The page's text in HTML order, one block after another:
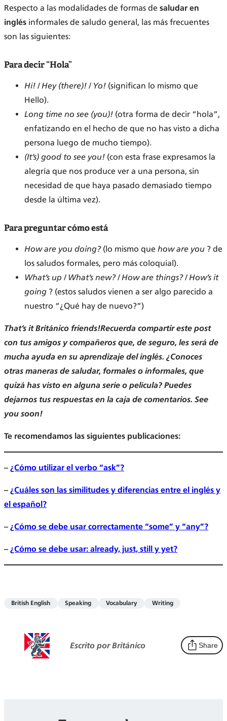
Respecto a las modalidades de formas de saludar en
inglés informales de saludo general, las más frecuentes
son las siguientes:
Para decir “Hola”
Hi! / Hey (there)! / Yo! (significan lo mismo que
Hello).
Long time no see (you)! (otra forma de decir “hola”,
enfatizando en el hecho de que no has visto a dicha
persona luego de mucho tiempo).
(It’s) good to see you! (con esta frase expresamos la
alegría que nos produce ver a una persona, sin
necesidad de que haya pasado demasiado tiempo
desde la última vez).
Para preguntar cómo está
How are you doing?(lo mismo que how are you ? de
los saludos formales, pero más coloquial).
What’s up / What’s new? / How are things? / How’s it
going ? (estos saludos vienen a ser algo parecido a
nuestro “¿Qué hay de nuevo?”)
That’s it Británico friends!Recuerda compartir este post
con tus amigos y compañeros que, de seguro, les será de
mucha ayuda en su aprendizaje del inglés. ¿Conoces
otras maneras de saludar, formales o informales, que
quizá has visto en alguna serie o película? Puedes
dejarnos tus respuestas en la caja de comentarios. See
you soon!
Te recomendamos las siguientes publicaciones:
– ¿Cómo utilizar el verbo “ask”?
– ¿Cuáles son las similitudes y diferencias entre el inglés y
el español?
– ¿Cómo se debe usar correctamente “some” y “any”?
– ¿Cómo se debe usar: already, just, still y yet?
British English Speaking Vocabulary Writing
Escrito por Británico Share